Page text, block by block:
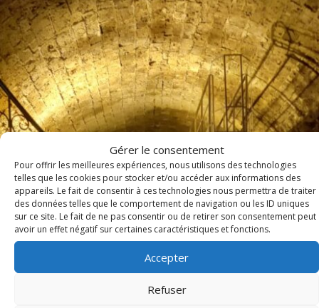
Gérer le consentement
Pour offrir les meilleures expériences, nous utilisons des technologies
telles que les cookies pour stocker et/ou accéder aux informations des
appareils. Le fait de consentir à ces technologies nous permettra de traiter
des données telles que le comportement de navigation ou les ID uniques
sur ce site. Le fait de ne pas consentir ou de retirer son consentement peut
avoir un effet négatif sur certaines caractéristiques et fonctions.
Accepter
Refuser